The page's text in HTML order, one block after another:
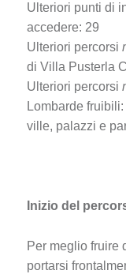
Ulteriori punti di
accedere: 29
Ulteriori percorsi
di Villa Pusterla
Ulteriori percorsi
Lombarde
ville, palazzi e
Inizio del
Per meglio fruire
portarsi